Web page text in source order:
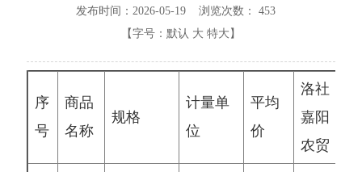
发布时间：2026-05-19 浏览次数： 453
【字号： 默认 大 特大 】
序
号
商品
名称
规格
计量单
位
平均
价
洛社
嘉阳
农贸